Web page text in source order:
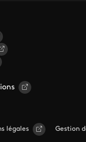
légales Gestion